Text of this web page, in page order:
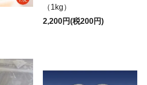
（1kg）
2,200円(税200円)